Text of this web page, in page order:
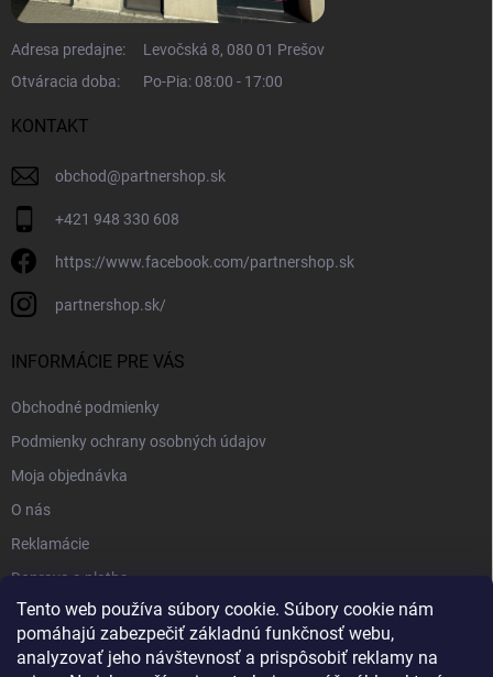
Tento web používa súbory cookie. Súbory cookie nám
pomáhajú zabezpečiť základnú funkčnosť webu,
analyzovať jeho návštevnosť a prispôsobiť reklamy na
Adresa predajne:
Levočská 8, 080 01 Prešov
Otváracia doba:
Po-Pia: 08:00 - 17:00
KONTAKT
obchod@partnershop.sk
+421 948 330 608
https://www.facebook.com/partnershop.sk
partnershop.sk/
INFORMÁCIE PRE VÁS
Obchodné podmienky
Podmienky ochrany osobných údajov
Moja objednávka
O nás
Reklamácie
Doprava a platba
Kontakt
Blog